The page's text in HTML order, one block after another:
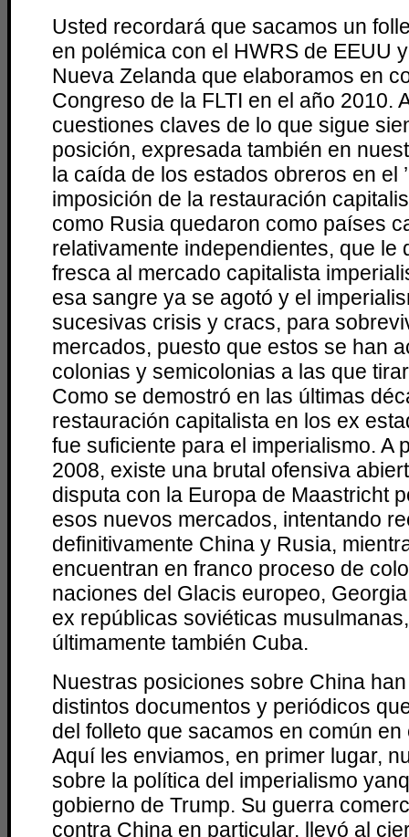
Usted recordará que sacamos un
en polémica con el HWRS de EEUU
Nueva Zelanda que elaboramos en
Congreso de la FLTI en el año 2010.
cuestiones claves de lo que sigue
posición, expresada también en
la caída de los estados obreros en el
imposición de la restauración
como Rusia quedaron como países
relativamente independientes, que le
fresca al mercado capitalista
esa sangre ya se agotó y el
sucesivas crisis y cracs, para
mercados, puesto que estos se han
colonias y semicolonias a las que
Como se demostró en las últimas
restauración capitalista en los ex
fue suficiente para el imperialismo. A
2008, existe una brutal ofensiva
disputa con la Europa de Maastricht
esos nuevos mercados, intentando
definitivamente China y Rusia,
encuentran en franco proceso de
naciones del Glacis europeo,
ex repúblicas soviéticas
últimamente también Cuba.
Nuestras posiciones sobre China
distintos documentos y periódicos
del folleto que sacamos en común en
Aquí les enviamos, en primer lugar,
sobre la política del imperialismo
gobierno de Trump. Su guerra
contra China en particular, llevó al